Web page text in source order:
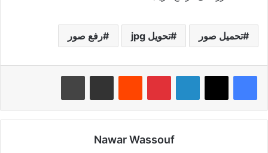
تحميل صور تحويل jpg رفع صور
لينكدإن بينتيريست
Nawar Wassouf